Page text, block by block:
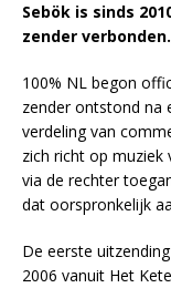
Sebök is sinds
zender verbonden.
100% NL begon
zender ontstond na
verdeling van
zich richt op muziek
via de rechter
dat oorspronkelijk
De eerste
2006 vanuit Het